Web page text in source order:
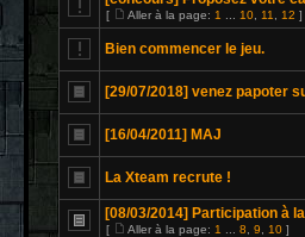
[ Aller à la page: 1 10 11 12 ]
Bien commencer le jeu.
[29/07/2018] venez papoter
[16/04/2011] MAJ
La Xteam recrute !
[08/03/2014] Participation à
[ Aller à la page: 1 8 9 10 ]